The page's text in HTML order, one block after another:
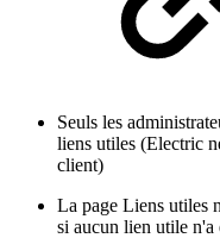
Seuls les
liens utiles (Electric
client)
La page Liens utiles
si aucun lien utile n'a